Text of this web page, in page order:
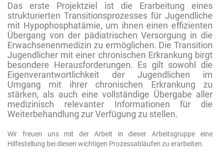
Das erste Projektziel ist die Erarbeitung eines
strukturierten Transitionsprozesses für Jugendliche
mit Hypophosphatämie, um ihnen einen effizienten
Übergang von der pädiatrischen Versorgung in die
Erwachsenenmedizin zu ermöglichen. Die Transition
Jugendlicher mit einer chronischen Erkrankung birgt
besondere Herausforderungen. Es gilt sowohl die
Eigenverantwortlichkeit der Jugendlichen im
Umgang mit ihrer chronischen Erkrankung zu
stärken, als auch eine vollständige Übergabe aller
medizinisch relevanter Informationen für die
Weiterbehandlung zur Verfügung zu stellen.
Wir freuen uns mit der Arbeit in dieser Arbeitsgruppe eine
Hilfestellung bei diesen wichtigen Prozessabläufen zu erarbeiten.